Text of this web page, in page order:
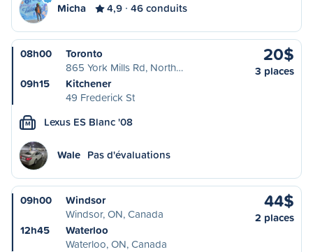
Micha 4,9 46 conduits
08h00
Toronto
865 York Mills Rd, North…
09h15
Kitchener
49 Frederick St
20$
3 places
M Lexus ES Blanc '08
Wale Pas d'évaluations
09h00
Windsor
Windsor, ON, Canada
12h45
Waterloo
Waterloo, ON, Canada
44$
2 places